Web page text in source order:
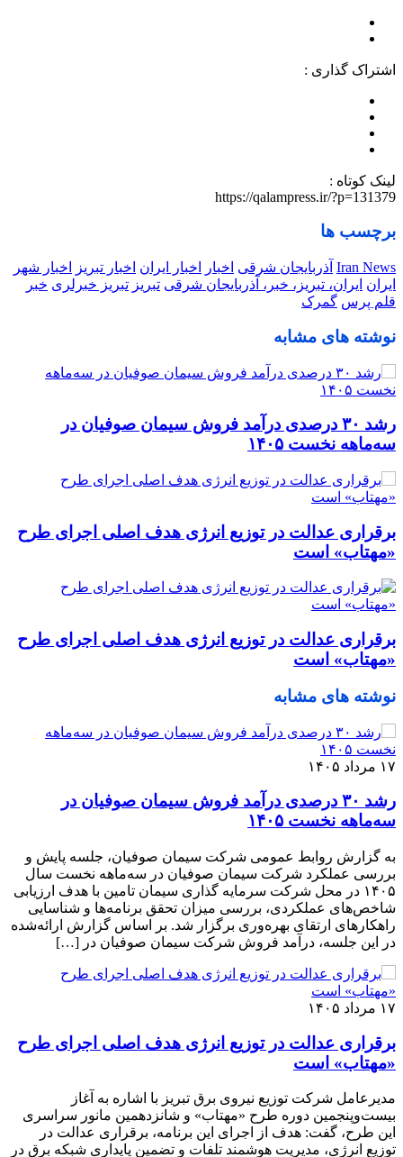
اشتراک گذاری :
لینک کوتاه :
https://qalampress.ir/?p=131379
برچسب ها
Iran News آذربایجان شرقی اخبار اخبار ایران اخبار تبریز
اخبار شهر
ایران ایران، تبریز، خبر، آذربایجان شرقی تبریز تبریز خبرلری خبر
قلم پرس گمرک
نوشته های مشابه
رشد ۳۰ درصدی درآمد فروش سیمان صوفیان در
سه‌ماهه نخست ۱۴۰۵
برقراری عدالت در توزیع انرژی هدف اصلی اجرای طرح
«مهتاب» است
برقراری عدالت در توزیع انرژی هدف اصلی اجرای طرح
«مهتاب» است
نوشته های مشابه
۱۷ مرداد ۱۴۰۵
رشد ۳۰ درصدی درآمد فروش سیمان صوفیان در
سه‌ماهه نخست ۱۴۰۵
به گزارش روابط عمومی شرکت سیمان صوفیان، جلسه پایش و
بررسی عملکرد شرکت سیمان صوفیان در سه‌ماهه نخست سال
۱۴۰۵ در محل شرکت سرمایه گذاری سیمان تامین با هدف ارزیابی
شاخص‌های عملکردی، بررسی میزان تحقق برنامه‌ها و شناسایی
راهکارهای ارتقای بهره‌وری برگزار شد. بر اساس گزارش ارائه‌شده
در این جلسه، درآمد فروش شرکت سیمان صوفیان در […]
۱۷ مرداد ۱۴۰۵
برقراری عدالت در توزیع انرژی هدف اصلی اجرای طرح
«مهتاب» است
مدیرعامل شرکت توزیع نیروی برق تبریز با اشاره به آغاز
بیست‌وپنجمین دوره طرح «مهتاب» و شانزدهمین مانور سراسری
این طرح، گفت: هدف از اجرای این برنامه، برقراری عدالت در
توزیع انرژی، مدیریت هوشمند تلفات و تضمین پایداری شبکه برق در